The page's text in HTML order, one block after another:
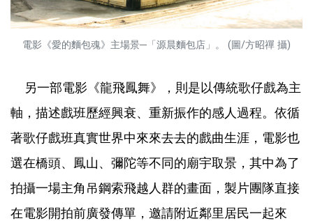
電影《愛的麵包魂》主場景─「源晨麵包店」。 (圖/方昭禪 攝)
另一部電影《龍飛鳳舞》，則是以傳統歌仔戲為主
軸，描述戲班歷經興衰、重新振作的感人過程。依循
著歌仔戲班真實世界中來來去去的戲曲生涯，電影也
選在橋頭、鳳山、彌陀等不同的廟宇取景，其中為了
拍攝一場主角吊鋼索飛越人群的畫面，製片團隊直接
在電影開拍前廣發傳單，邀請附近鄰里居民一起來